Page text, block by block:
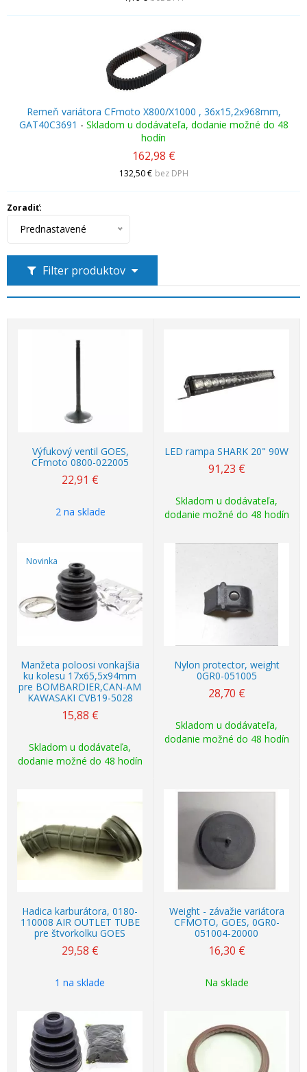
Remeň variátora CFmoto X800/X1000 , 36x15,2x968mm,
GAT40C3691 - Skladom u dodávateľa, dodanie možné do 48
hodín
162,98 €
132,50 € bez DPH
Filter produktov
Zoradiť:
Prednastavené
Výfukový ventil GOES,
CFmoto 0800-022005
22,91 €
2 na sklade
LED rampa SHARK 20" 90W
91,23 €
Skladom u dodávateľa,
dodanie možné do 48 hodín
Novinka
Manžeta poloosi vonkajšia
ku kolesu 17x65,5x94mm
pre BOMBARDIER,CAN-AM
KAWASAKI CVB19-5028
15,88 €
Skladom u dodávateľa,
dodanie možné do 48 hodín
Nylon protector, weight
0GR0-051005
28,70 €
Skladom u dodávateľa,
dodanie možné do 48 hodín
Hadica karburátora, 0180-
110008 AIR OUTLET TUBE
pre štvorkolku GOES
29,58 €
1 na sklade
Weight - závažie variátora
CFMOTO, GOES, 0GR0-
051004-20000
16,30 €
Na sklade